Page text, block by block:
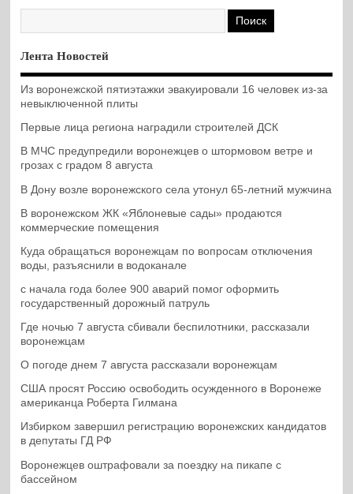
Лента Новостей
Из воронежской пятиэтажки эвакуировали 16 человек из-за
невыключенной плиты
Первые лица региона наградили строителей ДСК
В МЧС предупредили воронежцев о штормовом ветре и
грозах с градом 8 августа
В Дону возле воронежского села утонул 65-летний мужчина
В воронежском ЖК «Яблоневые сады» продаются
коммерческие помещения
Куда обращаться воронежцам по вопросам отключения
воды, разъяснили в водоканале
с начала года более 900 аварий помог оформить
государственный дорожный патруль
Где ночью 7 августа сбивали беспилотники, рассказали
воронежцам
О погоде днем 7 августа рассказали воронежцам
США просят Россию освободить осужденного в Воронеже
американца Роберта Гилмана
Избирком завершил регистрацию воронежских кандидатов
в депутаты ГД РФ
Воронежцев оштрафовали за поездку на пикапе с
бассейном